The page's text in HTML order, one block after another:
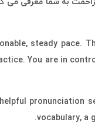
steady pace.
You are in
pronunciation
vocabulary, a